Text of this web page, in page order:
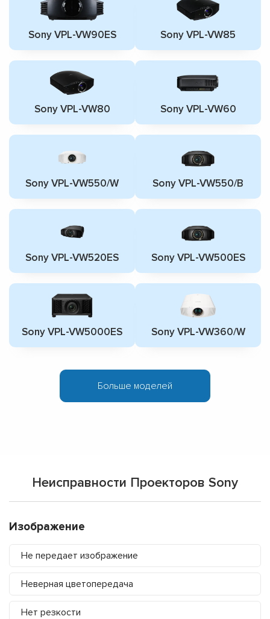
Sony VPL-VW90ES Sony VPL-VW85
Sony VPL-VW80 Sony VPL-VW60
Sony VPL-VW550/W Sony VPL-VW550/B
Sony VPL-VW520ES Sony VPL-VW500ES
Sony VPL-VW5000ES Sony VPL-VW360/W
Больше моделей
Неисправности Проекторов Sony
Изображение
Не передает изображение
Неверная цветопередача
Нет резкости